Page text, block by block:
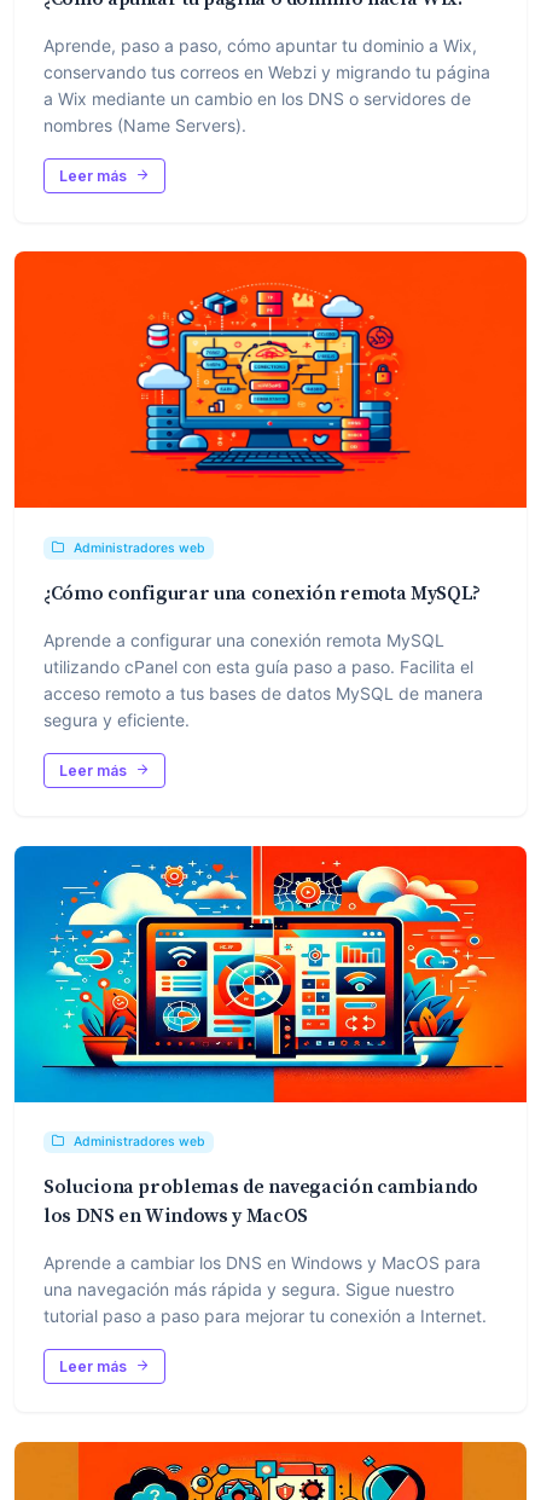
Aprende, paso a paso, cómo apuntar tu dominio a Wix,
conservando tus correos en Webzi y migrando tu página
a Wix mediante un cambio en los DNS o servidores de
nombres (Name Servers).
Leer más
Administradores web
¿Cómo configurar una conexión remota MySQL?
Aprende a configurar una conexión remota MySQL
utilizando cPanel con esta guía paso a paso. Facilita el
acceso remoto a tus bases de datos MySQL de manera
segura y eficiente.
Leer más
Administradores web
Soluciona problemas de navegación cambiando
los DNS en Windows y MacOS
Aprende a cambiar los DNS en Windows y MacOS para
una navegación más rápida y segura. Sigue nuestro
tutorial paso a paso para mejorar tu conexión a Internet.
Leer más